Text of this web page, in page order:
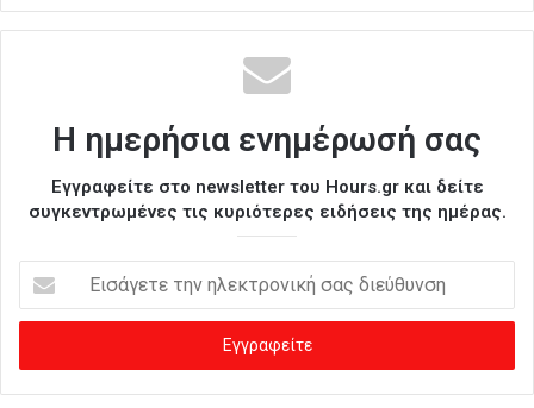
Η ημερήσια ενημέρωσή σας
Εγγραφείτε στο newsletter του Hours.gr και δείτε
συγκεντρωμένες τις κυριότερες ειδήσεις της ημέρας.
σ
γ
ε